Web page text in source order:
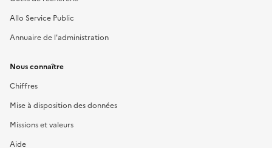
Allo Service Public
Annuaire de l'administration
Nous connaître
Chiffres
Mise à disposition des données
Missions et valeurs
Aide